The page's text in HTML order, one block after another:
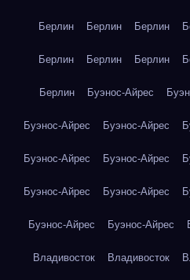
Берлин Берлин Берлин
Берлин Берлин Берлин
Берлин Буэнос-Айрес
Буэнос-Айрес Буэнос-Айрес
Буэнос-Айрес Буэнос-Айрес
Буэнос-Айрес Буэнос-Айрес
Буэнос-Айрес Буэнос-Айрес
Владивосток Владивосток